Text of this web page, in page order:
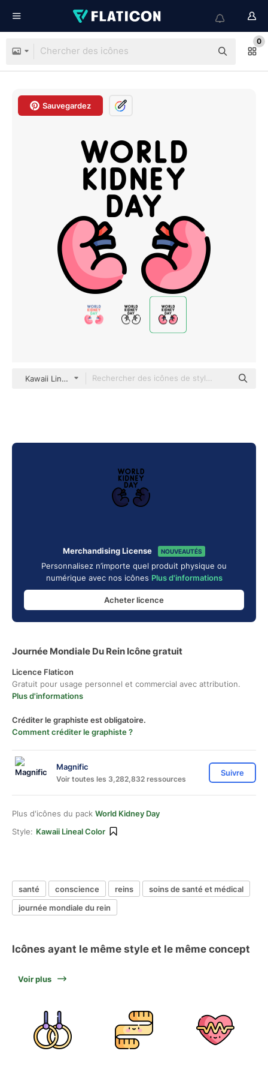
0
Sauvegardez
Kawaii Lineal color
Merchandising License NOUVEAUTÉS
Personnalisez n’importe quel produit physique ou
numérique avec nos icônes Plus d'informations
Acheter licence
Journée Mondiale Du Rein Icône gratuit
Licence Flaticon
Gratuit pour usage personnel et commercial avec attribution.
Plus d'informations
Créditer le graphiste est obligatoire.
Comment créditer le graphiste ?
Magnific
Voir toutes les 3,282,832 ressources
Suivre
Plus d'icônes du pack World Kidney Day
Style: Kawaii Lineal Color
santé conscience reins
soins de santé et médical
journée mondiale du rein
Icônes ayant le même style et le même concept
Voir plus